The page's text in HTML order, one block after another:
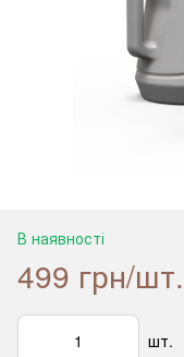
В наявності
499 грн/шт.
шт.